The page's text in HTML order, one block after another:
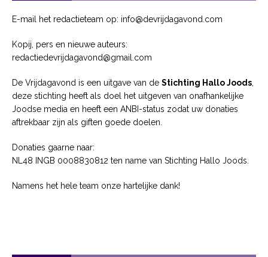
E-mail het redactieteam op: info@devrijdagavond.com
Kopij, pers en nieuwe auteurs:
redactiedevrijdagavond@gmail.com
De Vrijdagavond is een uitgave van de Stichting Hallo Joods
deze stichting heeft als doel het uitgeven van onafhankelijke
Joodse media en heeft een ANBI-status zodat uw donaties
aftrekbaar zijn als giften goede doelen.
Donaties gaarne naar:
NL48 INGB 0008830812 ten name van Stichting Hallo Joods.
Namens het hele team onze hartelijke dank!